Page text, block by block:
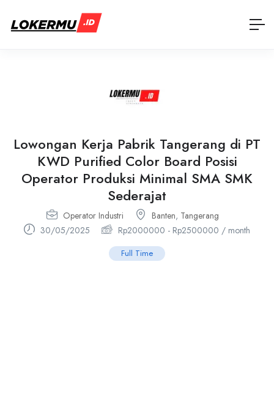
Lowongan Kerja Pabrik Tangerang di PT
KWD Purified Color Board Posisi
Operator Produksi Minimal SMA SMK
Sederajat
Operator Industri Banten, Tangerang
30/05/2025
Rp2000000 - Rp2500000 / month
Full Time